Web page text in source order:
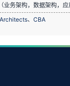
业务架构，数据架构，应
、CBA